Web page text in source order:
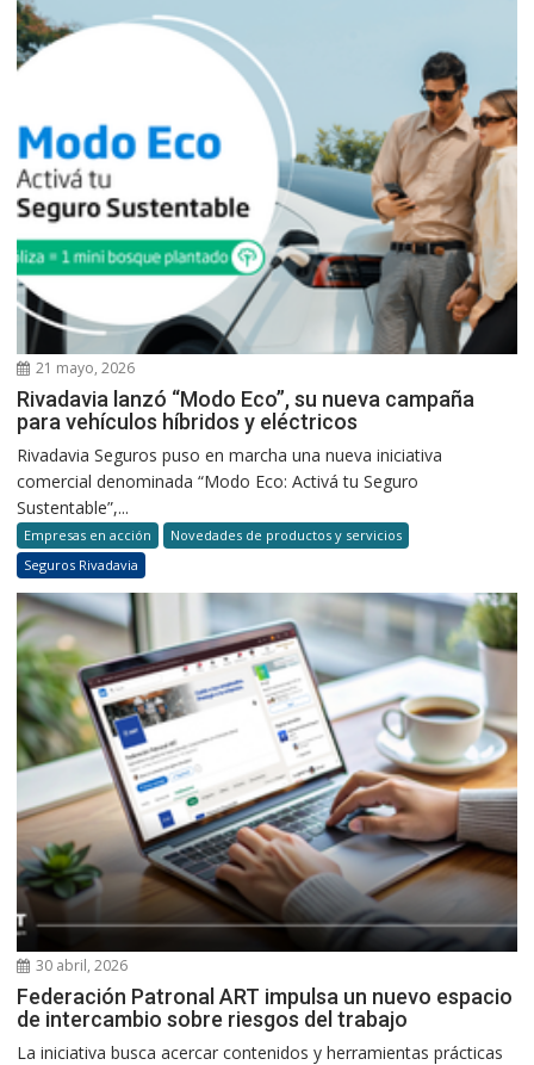
21 mayo, 2026
Rivadavia lanzó “Modo Eco”, su nueva campaña
para vehículos híbridos y eléctricos
Rivadavia Seguros puso en marcha una nueva iniciativa
comercial denominada “Modo Eco: Activá tu Seguro
Sustentable”,...
Empresas en acción
Novedades de productos y servicios
Seguros Rivadavia
30 abril, 2026
Federación Patronal ART impulsa un nuevo espacio
de intercambio sobre riesgos del trabajo
La iniciativa busca acercar contenidos y herramientas prácticas